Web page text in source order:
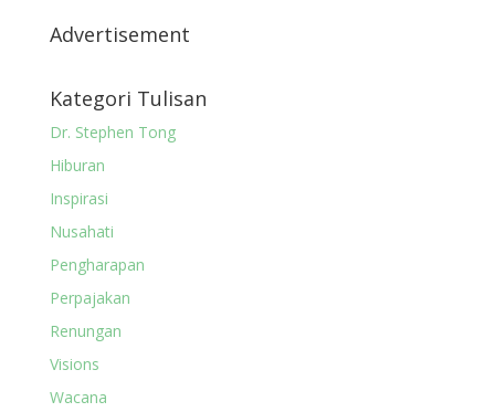
Advertisement
Kategori Tulisan
Dr. Stephen Tong
Hiburan
Inspirasi
Nusahati
Pengharapan
Perpajakan
Renungan
Visions
Wacana